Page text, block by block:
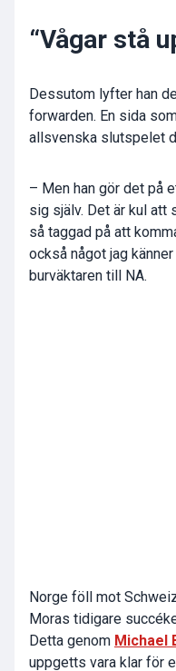
“Vågar stå
Dessutom lyfter han
forwarden. En sida
allsvenska slutspelet
– Men han gör det på
sig själv. Det är kul att
så taggad på att
också något jag
burväktaren till NA.
Norge föll mot
Moras tidigare
Detta genom Michael
uppgetts vara klar för